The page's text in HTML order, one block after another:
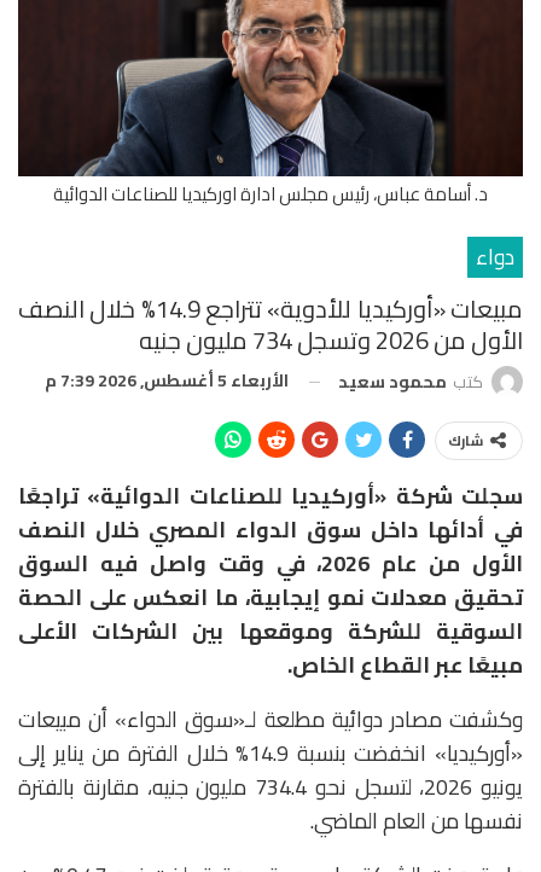
د. أسامة عباس، رئيس مجلس ادارة اوركيديا للصناعات الدوائية
دواء
مبيعات «أوركيديا للأدوية» تتراجع 14.9% خلال النصف
الأول من 2026 وتسجل 734 مليون جنيه
كتب محمود سعيد الأربعاء 5 أغسطس, 2026 7:39 م
شارك
سجلت شركة «أوركيديا للصناعات الدوائية» تراجعًا
في أدائها داخل سوق الدواء المصري خلال النصف
الأول من عام 2026، في وقت واصل فيه السوق
تحقيق معدلات نمو إيجابية، ما انعكس على الحصة
السوقية للشركة وموقعها بين الشركات الأعلى
مبيعًا عبر القطاع الخاص.
وكشفت مصادر دوائية مطلعة لـ«سوق الدواء» أن مبيعات
«أوركيديا» انخفضت بنسبة 14.9% خلال الفترة من يناير إلى
يونيو 2026، لتسجل نحو 734.4 مليون جنيه، مقارنة بالفترة
نفسها من العام الماضي.